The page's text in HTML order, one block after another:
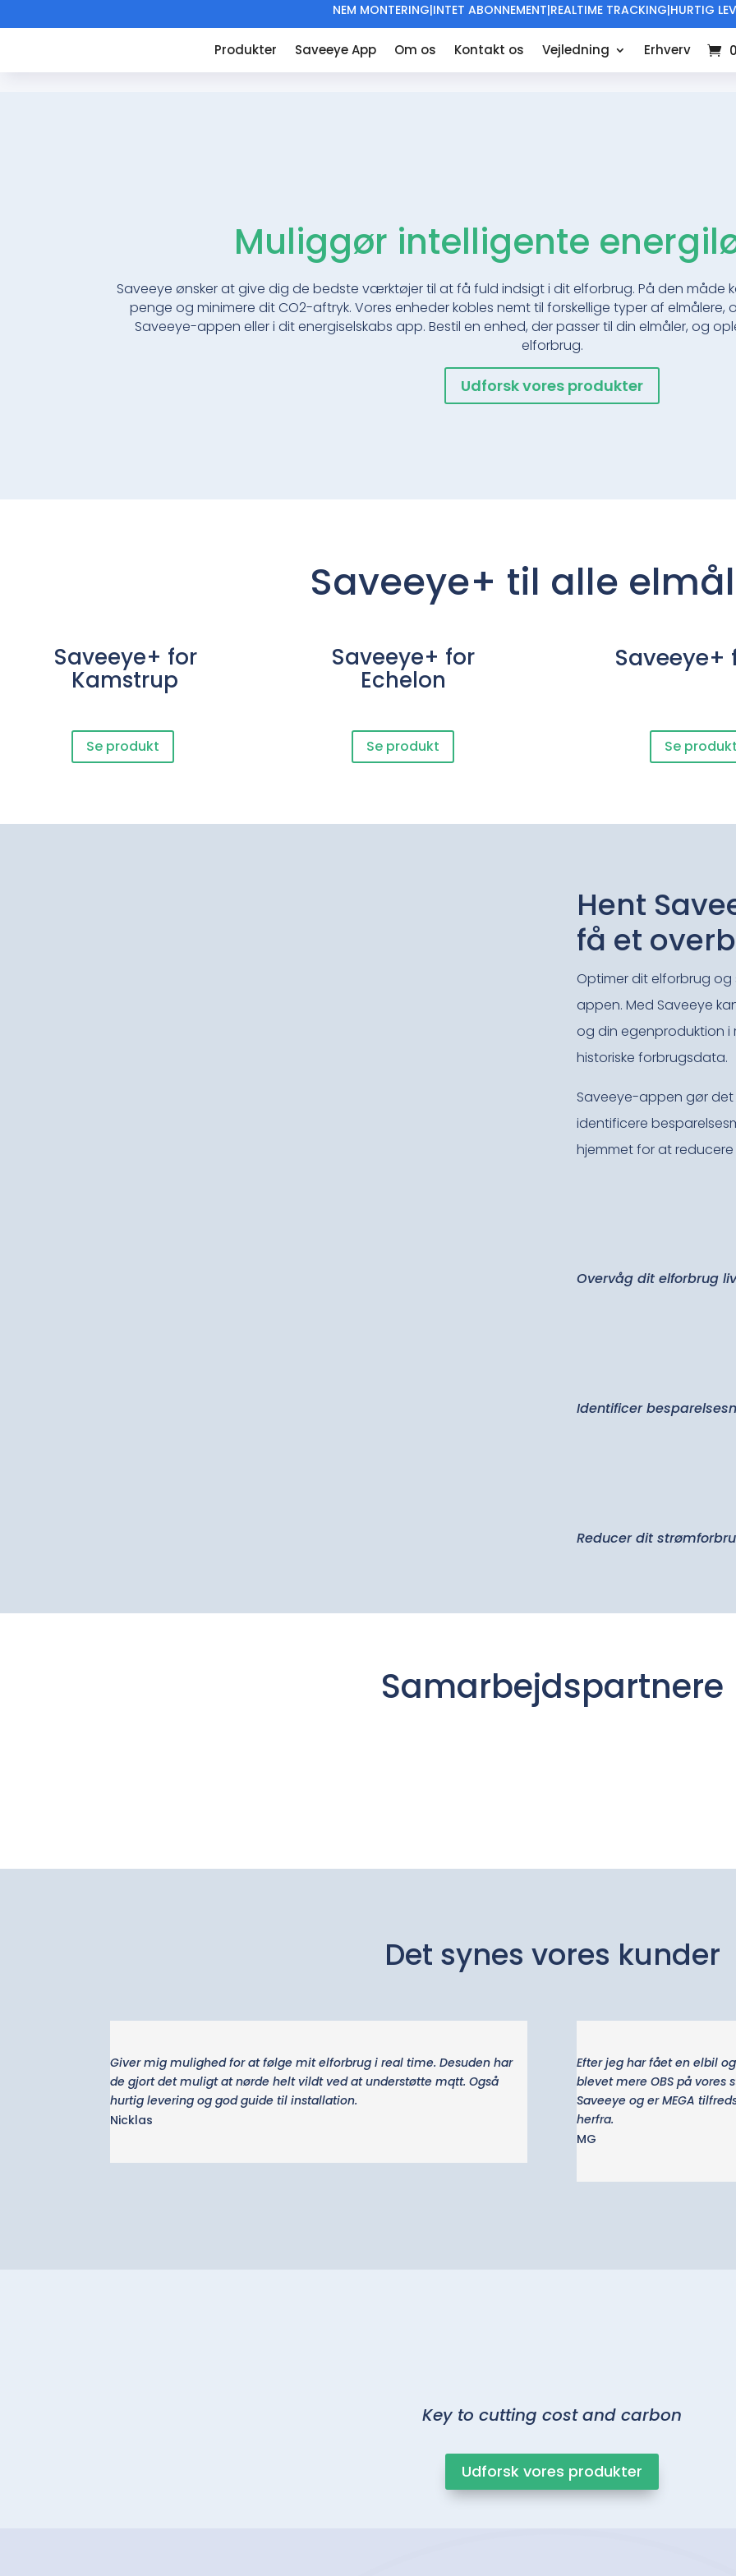
NEM MONTERING|INTET ABONNEMENT|REALTIME TRACKING|HURTIG
Produkter Saveeye App Om os Kontakt os Vejledning Erhverv
Muliggør intelligente
Saveeye ønsker at give dig de bedste værktøjer til at få fuld indsigt i dit elforbrug. På den måde
penge og minimere dit CO2-aftryk. Vores enheder kobles nemt til forskellige typer af
Saveeye-appen eller i dit energiselskabs app. Bestil en enhed, der passer til din elmåler, og
elforbrug.
Udforsk vores produkter
Saveeye+ til alle
Saveeye+ for
Kamstrup
Saveeye+ for
Echelon
Saveeye+
Se produkt Se produkt Se produkt
Hent
få et
Optimer dit elforbrug
appen. Med Saveeye
og din egenproduktion i
historiske forbrugsdata.
Saveeye-appen gør
identificere
hjemmet for at
Overvåg dit elforbrug
Identificer
Reducer dit
Samarbejdspartnere
Det synes vores kunder
Giver mig mulighed for at følge mit elforbrug i real time. Desuden har
de gjort det muligt at nørde helt vildt ved at understøtte mqtt.Også
hurtig levering og god guide til installation.
Nicklas
Efter jeg har fået en elbil
blevet mere OBS på vores
Saveeye og er MEGA
herfra.
MG
Key to cutting cost and carbon
Udforsk vores produkter